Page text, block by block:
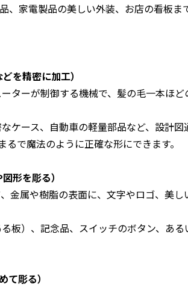
、家電製品の美しい外装、お店の看板
を精密に加工）
ターが制御する機械で、髪の毛一本ほど
ケース、自動車の軽量部品など、設計図
で魔法のように正確な形にできます。
形を彫る）
金属や樹脂の表面に、文字やロゴ、美
板）、記念品、スイッチのボタン、あ
彫る）